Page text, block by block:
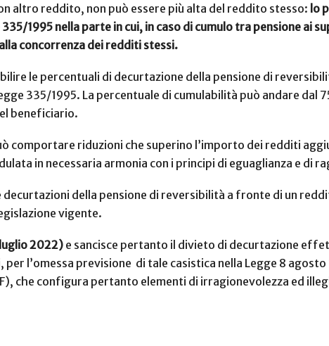
altro reddito, non può essere più alta del reddito stesso: lo
1995 nella parte in cui, in caso di cumulo tra pensione ai
concorrenza dei redditi stessi.
le percentuali di decurtazione della pensione di
335/1995. La percentuale di cumulabilità può andare dal
beneficiario.
comportare riduzioni che superino l’importo dei redditi
in necessaria armonia con i principi di eguaglianza e di
della pensione di reversibilità a fronte di un
vigente.
2022) e sancisce pertanto il divieto di decurtazione
l’omessa previsione di tale casistica nella Legge 8 agosto
che configura pertanto elementi di irragionevolezza ed